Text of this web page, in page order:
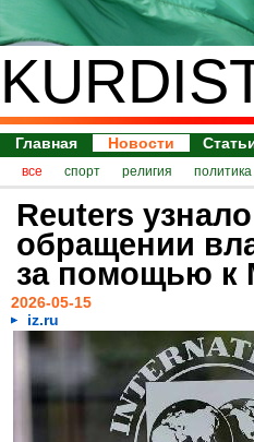
Главная Новости
все спорт религия политика
Reuters
обращении
за помощью
2026-05-15
iz.ru